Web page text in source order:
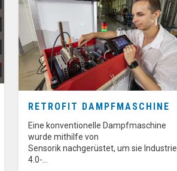
RETROFIT DAMPFMASCHINE
Eine konventionelle Dampfmaschine
wurde mithilfe von
Sensorik nachgerüstet, um sie Industrie
4.0-…